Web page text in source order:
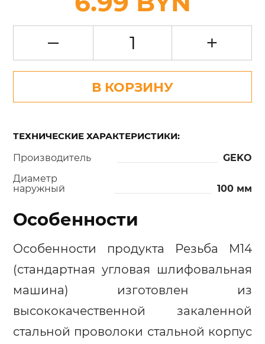
+
–
В КОРЗИНУ
ТЕХНИЧЕСКИЕ ХАРАКТЕРИСТИКИ:
Производитель
GEKO
Диаметр
наружный
100 мм
Особенности
Особенности продукта Резьба M14
(стандартная угловая шлифовальная
машина) изготовлен из
высококачественной закаленной
стальной проволоки стальной корпус